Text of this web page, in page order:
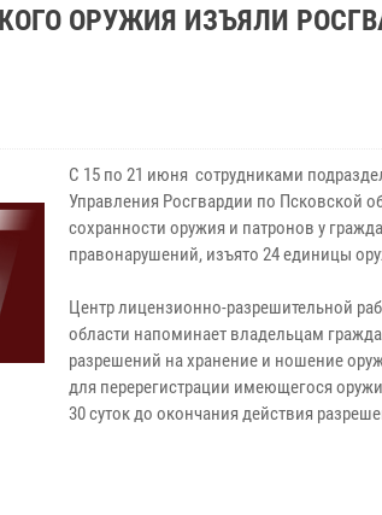
ОРУЖИЯ ИЗЪЯЛИ
С 15 по 21 июня сотрудниками
Управления Росгвардии по Псковской
сохранности оружия и патронов у
правонарушений, изъято 24 единицы
Центр лицензионно-разрешительной
области напоминает владельцам
разрешений на хранение и ношение
для перерегистрации имеющегося
30 суток до окончания действия